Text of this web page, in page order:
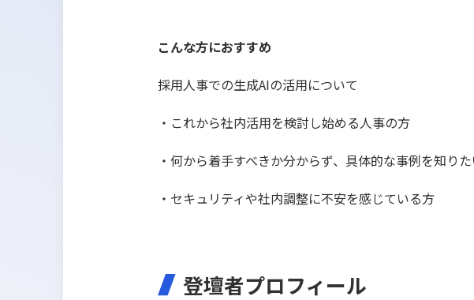
こんな方におすすめ
採用人事での生成AIの活用について
・これから社内活用を検討し始める人事の方
・何から着手すべきか分からず、具体的な事例を知り
・セキュリティや社内調整に不安を感じている方
登壇者プロフィール